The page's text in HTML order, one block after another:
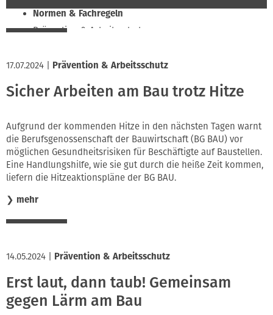
Normen & Fachregeln
Prävention & Arbeitsschutz
Soziales & Tarifpolitik
Verband & Innungen
Innung
17.07.2024 Prävention & Arbeitsschutz
Sicher Arbeiten am Bau trotz Hitze
Aufgrund der kommenden Hitze in den nächsten Tagen warnt
die Berufsgenossenschaft der Bauwirtschaft (BG BAU) vor
möglichen Gesundheitsrisiken für Beschäftigte auf Baustellen.
Eine Handlungshilfe, wie sie gut durch die heiße Zeit kommen,
liefern die Hitzeaktionspläne der BG BAU.
❯ mehr
14.05.2024 Prävention & Arbeitsschutz
Erst laut, dann taub! Gemeinsam
gegen Lärm am Bau